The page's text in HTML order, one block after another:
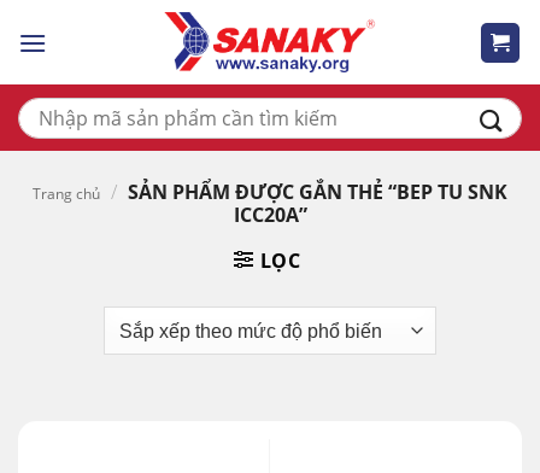
Tìm
kiếm:
Trang chủ / SẢN PHẨM ĐƯỢC GẮN THẺ “BEP TU SNK
ICC20A”
LỌC